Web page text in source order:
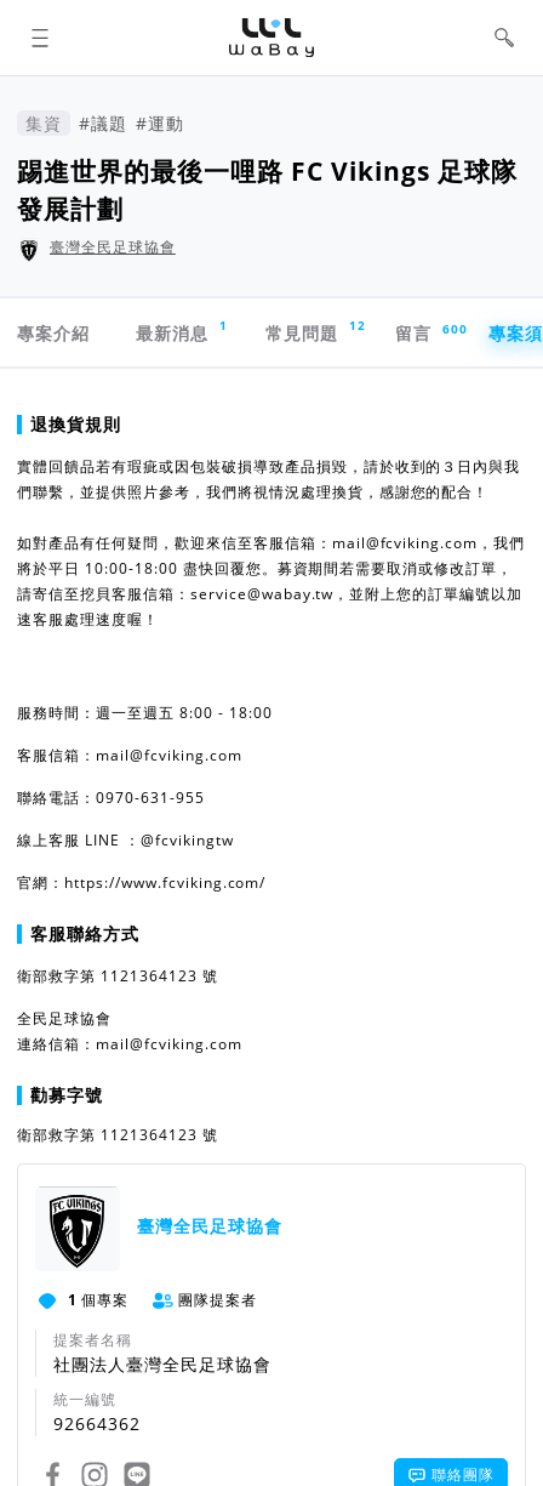
WaBay 挖貝 | 台灣最值得信賴的群眾
集資 / 群眾募資平台
集資 #議題 #運動
踢進世界的最後一哩路 FC Vikings 足球隊
發展計劃
臺灣全民足球協會
專案介紹
最新消息 1 常見問題 12 留言 600 專案
專案須知
退換貨規則
實體回饋品若有瑕疵或因包裝破損導致產品損毀，請於收到的３日內與我
們聯繫，並提供照片參考，我們將視情況處理換貨，感謝您的配合！
如對產品有任何疑問，歡迎來信至客服信箱：mail@fcviking.com，我們
將於平日 10:00-18:00 盡快回覆您。募資期間若需要取消或修改訂單，
請寄信至挖貝客服信箱：service@wabay.tw，並附上您的訂單編號以加
速客服處理速度喔！
服務時間：週一至週五 8:00 - 18:00
客服信箱：mail@fcviking.com
聯絡電話：0970-631-955
線上客服 LINE ：@fcvikingtw
官網：https://www.fcviking.com/
客服聯絡方式
衛部救字第 1121364123 號
全民足球協會
連絡信箱：mail@fcviking.com
勸募字號
衛部救字第 1121364123 號
臺灣全民足球協會
1 個專案
團隊提案者
提案者名稱
社團法人臺灣全民足球協會
統一編號
92664362
聯絡團隊